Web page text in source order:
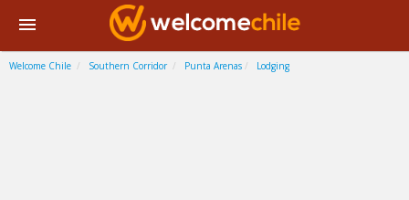
Welcome Chile Southern Corridor Punta Arenas Lodging